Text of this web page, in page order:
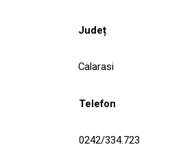
Județ
Calarasi
Telefon
0242/334.723